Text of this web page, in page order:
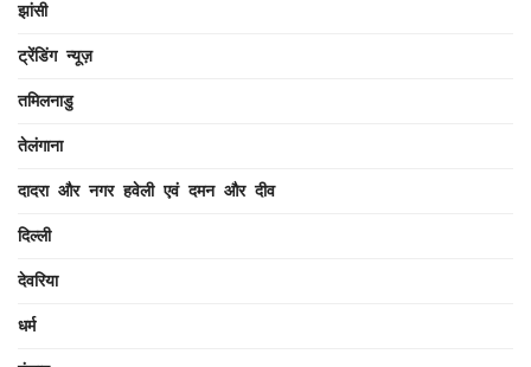
झांसी
ट्रेंडिंग न्यूज़
तमिलनाडु
तेलंगाना
दादरा और नगर हवेली एवं दमन और दीव
दिल्ली
देवरिया
धर्म